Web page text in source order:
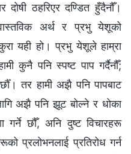
दोषी ठहरिएर दण्डित हुँदैनौँ।
वास्तविक अर्थ र प्रभु येशूको
यही हो। प्रभु येशूले हाम्रा
कुनै पनि स्पष्ट पाप गर्दैनौँ;
तर हामी अझै पनि पापबाट
अझै पनि झूट बोल्‍ने र धोका
गर्ने छौँ, अनि दुष्ट विचारहरू
प्रलोभनलाई प्रतिरोध गर्न